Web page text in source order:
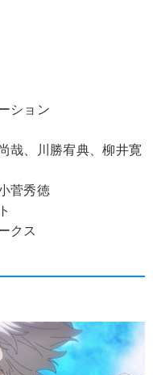
ション
哉、川勝宥典、柳井寛
菅秀徳
クス